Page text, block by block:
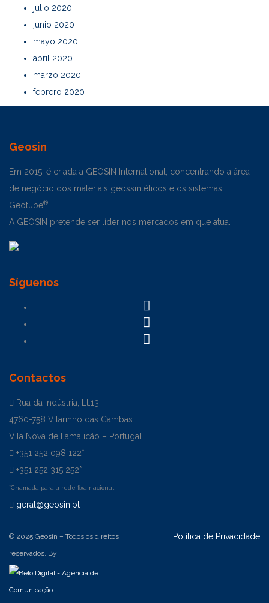
julio 2020
junio 2020
mayo 2020
abril 2020
marzo 2020
febrero 2020
Geosin
Em 2015, é criada a GEOSIN International, concentrando a área
de negócio dos materiais geossintéticos e os sistemas
Geotube®.
A GEOSIN pretende ser líder nos mercados em que atua.
Síguenos
Contactos
Rua da Indústria, Lt.13
4760-758 Vilarinho das Cambas
Vila Nova de Famalicão – Portugal
+351 252 098 122*
+351 252 315 252*
*Chamada para a rede fixa nacional
geral@geosin.pt
© 2025 Geosin – Todos os direitos
reservados. By:
Política de Privacidade